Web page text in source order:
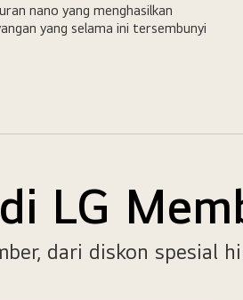
nano yang menghasilkan
yang selama ini tersembunyi
LG
dari diskon spesial